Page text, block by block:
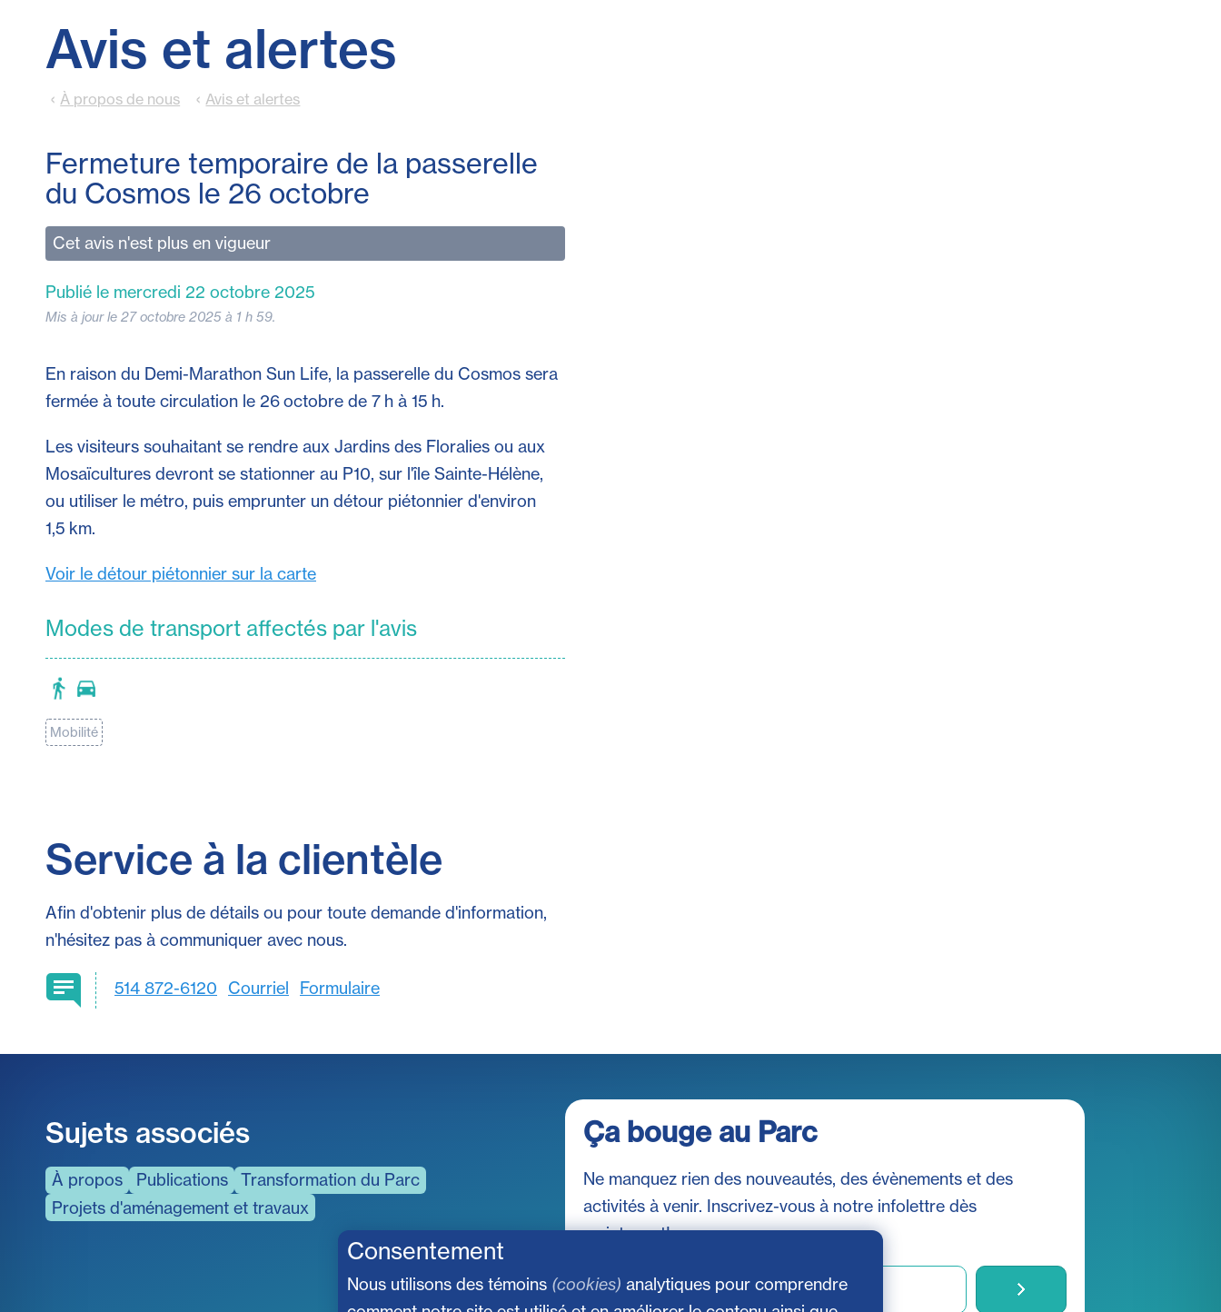
Avis et alertes
À propos de nous Avis et alertes
Fermeture temporaire de la passerelle
du Cosmos le 26 octobre
Cet avis n'est plus en vigueur
Publié le mercredi 22 octobre 2025
Mis à jour le 27 octobre 2025 à 1 h 59.
En raison du Demi-Marathon Sun Life, la passerelle du Cosmos sera
fermée à toute circulation le 26 octobre de 7 h à 15 h.
Les visiteurs souhaitant se rendre aux Jardins des Floralies ou aux
Mosaïcultures devront se stationner au P10, sur l'île Sainte-Hélène,
ou utiliser le métro, puis emprunter un détour piétonnier d'environ
1,5 km.
Voir le détour piétonnier sur la carte
Modes de transport affectés par l'avis
Mobilité
Service à la clientèle
Afin d'obtenir plus de détails ou pour toute demande d'information,
n'hésitez pas à communiquer avec nous.
514 872-6120 Courriel Formulaire
Sujets associés
À propos Publications
Transformation du Parc
Projets d'aménagement et travaux
Ça bouge au Parc
Ne manquez rien des nouveautés, des évènements et des
activités à venir. Inscrivez-vous à notre infolettre dès
maintenant!
Consentement
Nous utilisons des témoins (cookies) analytiques pour comprendre